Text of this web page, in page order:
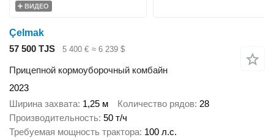
ВИДЕО
Çelmak
57 500 TJS
5 400 € ≈ 6 239 $
Прицепной кормоуборочный комбайн
2023
Ширина захвата 1,25 м Количество рядов 28
Производительность 50 т/ч
Требуемая мощность трактора 100 л.с.